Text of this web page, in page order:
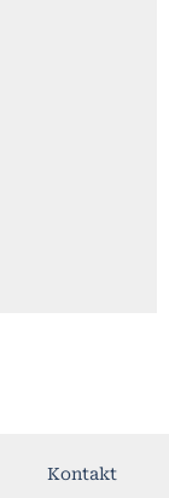
Kontakt